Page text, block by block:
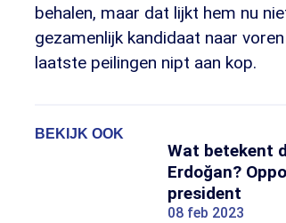
behalen, maar dat lijkt hem nu
gezamenlijk kandidaat naar
laatste peilingen nipt aan kop.
BEKIJK OOK
Wat betekent
Erdoğan?
president
08 feb 2023